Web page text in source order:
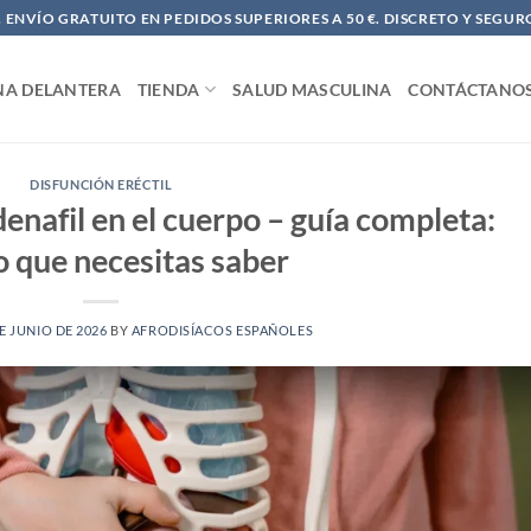
GRATUITO EN PEDIDOS SUPERIORES A 50 €. DISCRETO Y
DELANTERA TIENDA SALUD MASCULINA
DISFUNCIÓN ERÉCTIL
en el cuerpo – guía completa:
que necesitas saber
JUNIO DE 2026 BY AFRODISÍACOS ESPAÑOLES